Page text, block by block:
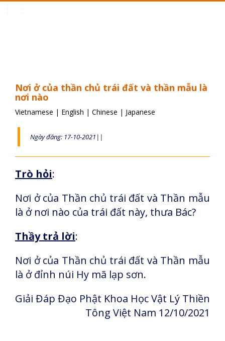
Nơi ở của thần chủ trái đất và thần mẫu là
nơi nào
Vietnamese | English | Chinese | Japanese
Ngày đăng: 17-10-2021||
Trò hỏi:
Nơi ở của Thần chủ trái đất và Thần mẫu
là ở nơi nào của trái đất này, thưa Bác?
Thầy trả lời:
Nơi ở của Thần chủ trái đất và Thần mẫu
là ở đỉnh núi Hy mã lạp sơn.
Giải Đáp Đạo Phật Khoa Học Vật Lý Thiền
Tông Việt Nam 12/10/2021